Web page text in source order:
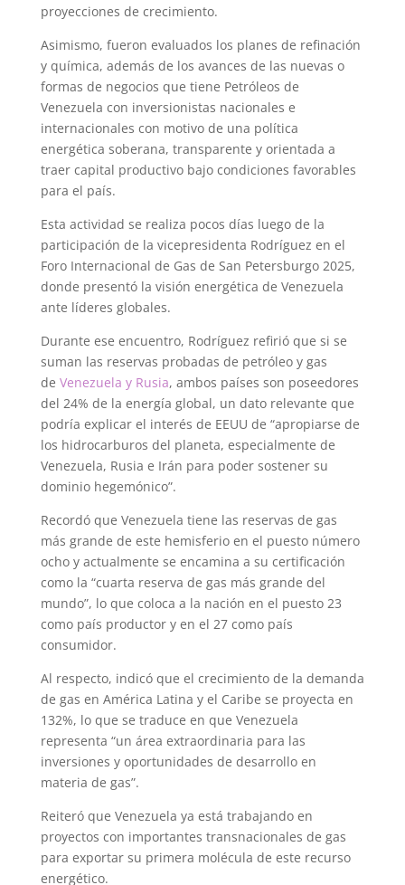
proyecciones de crecimiento.
Asimismo, fueron evaluados los planes de refinación
y química, además de los avances de las nuevas o
formas de negocios que tiene Petróleos de
Venezuela con inversionistas nacionales e
internacionales con motivo de una política
energética soberana, transparente y orientada a
traer capital productivo bajo condiciones favorables
para el país.
Esta actividad se realiza pocos días luego de la
participación de la vicepresidenta Rodríguez en el
Foro Internacional de Gas de San Petersburgo 2025,
donde presentó la visión energética de Venezuela
ante líderes globales.
Durante ese encuentro, Rodríguez refirió que si se
suman las reservas probadas de petróleo y gas
de Venezuela y Rusia, ambos países son poseedores
del 24% de la energía global, un dato relevante que
podría explicar el interés de EEUU de “apropiarse de
los hidrocarburos del planeta, especialmente de
Venezuela, Rusia e Irán para poder sostener su
dominio hegemónico”.
Recordó que Venezuela tiene las reservas de gas
más grande de este hemisferio en el puesto número
ocho y actualmente se encamina a su certificación
como la “cuarta reserva de gas más grande del
mundo”, lo que coloca a la nación en el puesto 23
como país productor y en el 27 como país
consumidor.
Al respecto, indicó que el crecimiento de la demanda
de gas en América Latina y el Caribe se proyecta en
132%, lo que se traduce en que Venezuela
representa “un área extraordinaria para las
inversiones y oportunidades de desarrollo en
materia de gas”.
Reiteró que Venezuela ya está trabajando en
proyectos con importantes transnacionales de gas
para exportar su primera molécula de este recurso
energético.